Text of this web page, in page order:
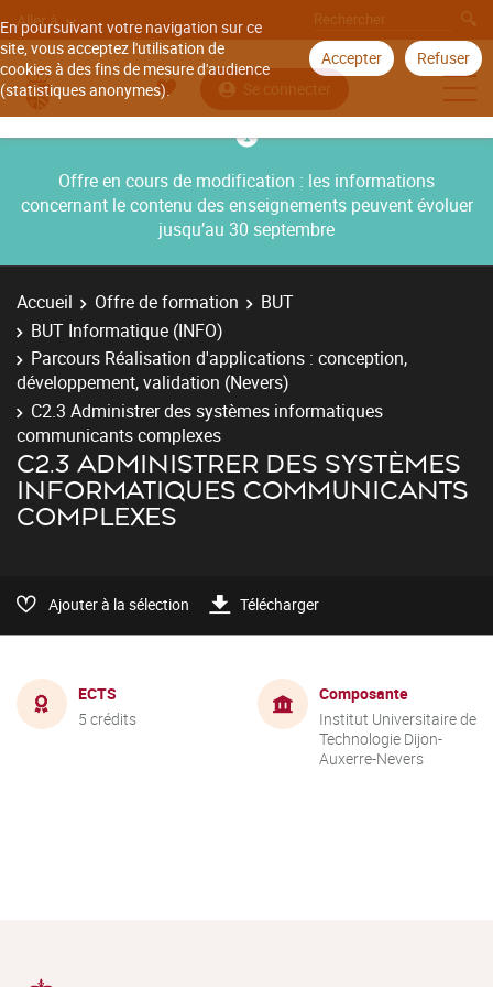
En poursuivant votre navigation sur ce
site, vous acceptez l'utilisation de
cookies à des fins de mesure d'audience
(statistiques anonymes).
Accepter Refuser
Aller à
Se connecter
Offre en cours de modification : les informations
concernant le contenu des enseignements peuvent évoluer
jusqu’au 30 septembre
Accueil Offre de formation
BUT
BUT Informatique (INFO)
Parcours Réalisation d'applications : conception,
développement, validation (Nevers)
C2.3 Administrer des systèmes informatiques
communicants complexes
C2.3 ADMINISTRER DES SYSTÈMES
INFORMATIQUES COMMUNICANTS
COMPLEXES
Ajouter à la sélection Télécharger
ECTS
5 crédits
Composante
Institut Universitaire de
Technologie Dijon-
Auxerre-Nevers